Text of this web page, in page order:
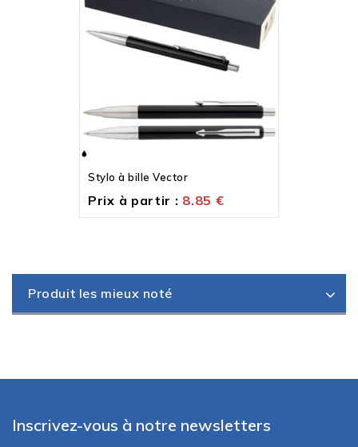
Stylo à bille Vector
Prix à partir : 8.85 €
Produit les mieux noté
Inscrivez-vous à notre newsletters